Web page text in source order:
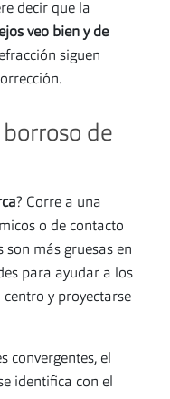
decir que la
veo bien y de
siguen
de
? Corre a una
o de contacto
son más gruesas en
para ayudar a los
y proyectarse
convergentes, el
identifica con el